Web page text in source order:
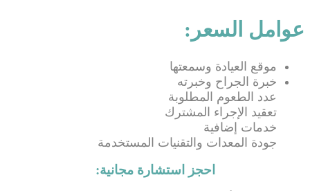
عوامل السعر:
موقع العيادة وسمعتها
خبرة الجراح وخبرته
عدد الطعوم المطلوبة
تعقيد الإجراء المشترك
خدمات إضافية
جودة المعدات والتقنيات المستخدمة
احجز استشارة مجانية: